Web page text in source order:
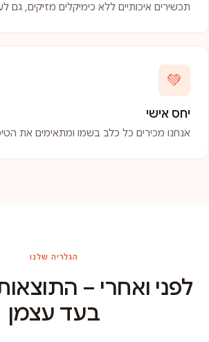
תכשירים איכותיים ללא כימיקלים מזיקים, גם
💚
יחס אישי
אנחנו מכירים כל כלב בשמו ומתאימים את
הגלריה שלנו
לפני ואחרי –
בעד עצמן